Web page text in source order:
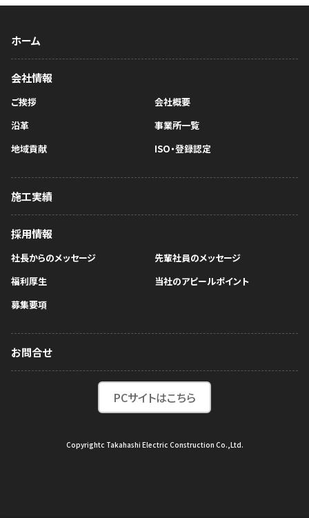
ホーム
会社情報
ご挨拶
会社概要
沿革
事業所一覧
地域貢献
ISO・登録認定
施工実績
採用情報
社長からのメッセージ
先輩社員のメッセージ
福利厚生
当社のアピールポイント
募集要項
お問合せ
PCサイトはこちら
Copyrightc Takahashi Electric Construction Co.,Ltd.